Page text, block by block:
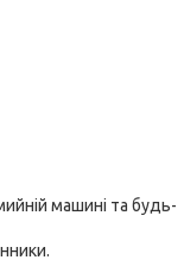
машині та будь-